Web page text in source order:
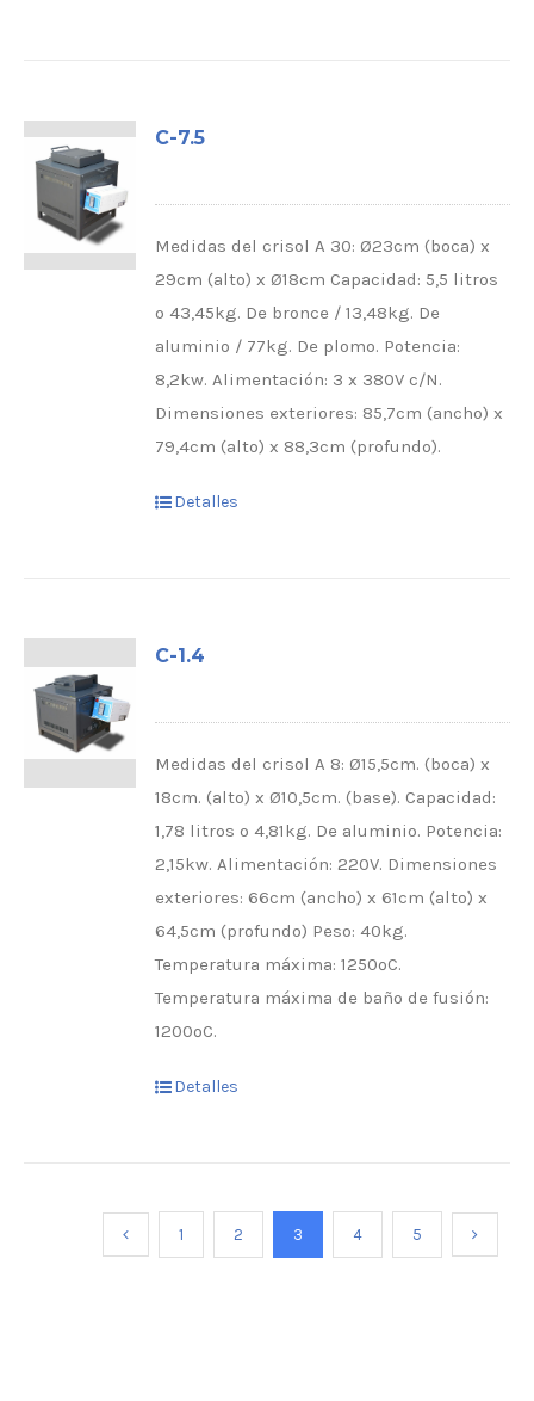
C-7.5
Medidas del crisol A 30: Ø23cm (boca) x
29cm (alto) x Ø18cm Capacidad: 5,5 litros
o 43,45kg. De bronce / 13,48kg. De
aluminio / 77kg. De plomo. Potencia:
8,2kw. Alimentación: 3 x 380V c/N.
Dimensiones exteriores: 85,7cm (ancho) x
79,4cm (alto) x 88,3cm (profundo).
Detalles
C-1.4
Medidas del crisol A 8: Ø15,5cm. (boca) x
18cm. (alto) x Ø10,5cm. (base). Capacidad:
1,78 litros o 4,81kg. De aluminio. Potencia:
2,15kw. Alimentación: 220V. Dimensiones
exteriores: 66cm (ancho) x 61cm (alto) x
64,5cm (profundo) Peso: 40kg.
Temperatura máxima: 1250ºC.
Temperatura máxima de baño de fusión:
1200ºC.
Detalles
1 2 3 4 5